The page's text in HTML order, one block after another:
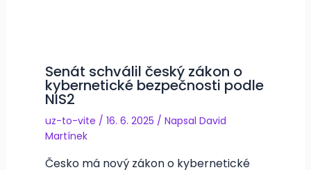
Senát schválil český zákon o
kybernetické bezpečnosti podle
NIS2
uz-to-vite / 16. 6. 2025 / Napsal David
Martínek
Česko má nový zákon o kybernetické